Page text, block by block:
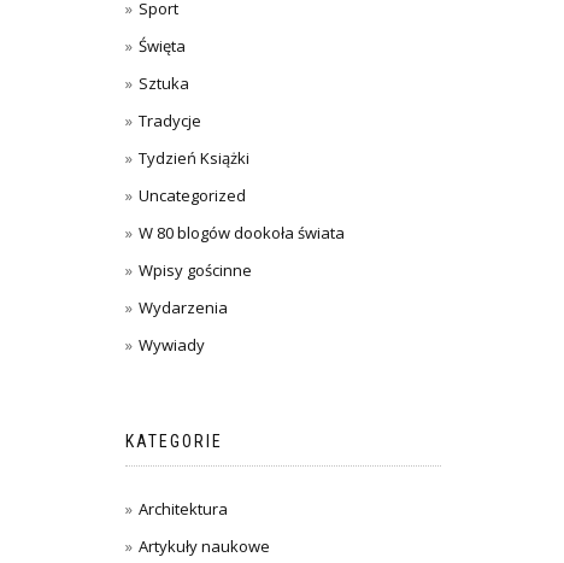
Sport
Święta
Sztuka
Tradycje
Tydzień Książki
Uncategorized
W 80 blogów dookoła świata
Wpisy gościnne
Wydarzenia
Wywiady
KATEGORIE
Architektura
Artykuły naukowe